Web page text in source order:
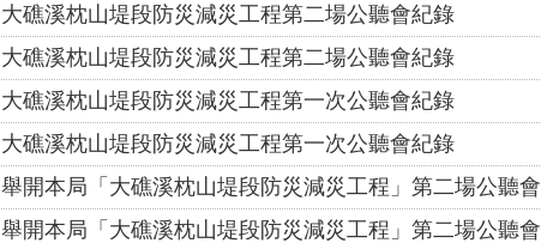
大礁溪枕山堤段防災減災工程第二場公聽會紀錄
大礁溪枕山堤段防災減災工程第二場公聽會紀錄
大礁溪枕山堤段防災減災工程第一次公聽會紀錄
大礁溪枕山堤段防災減災工程第一次公聽會紀錄
舉開本局「大礁溪枕山堤段防災減災工程」第二場公聽會
舉開本局「大礁溪枕山堤段防災減災工程」第二場公聽會